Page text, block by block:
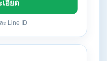
เอียด
ะ Line ID